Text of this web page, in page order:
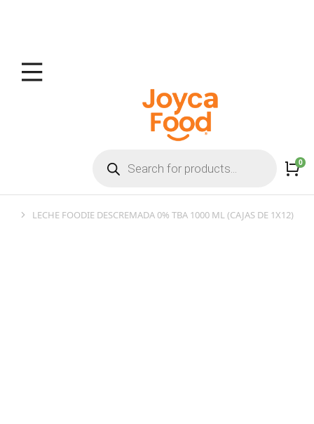
You are here:
LECHE FOODIE DESCREMADA 0% TBA 1000 ML (CAJAS DE 1X12)